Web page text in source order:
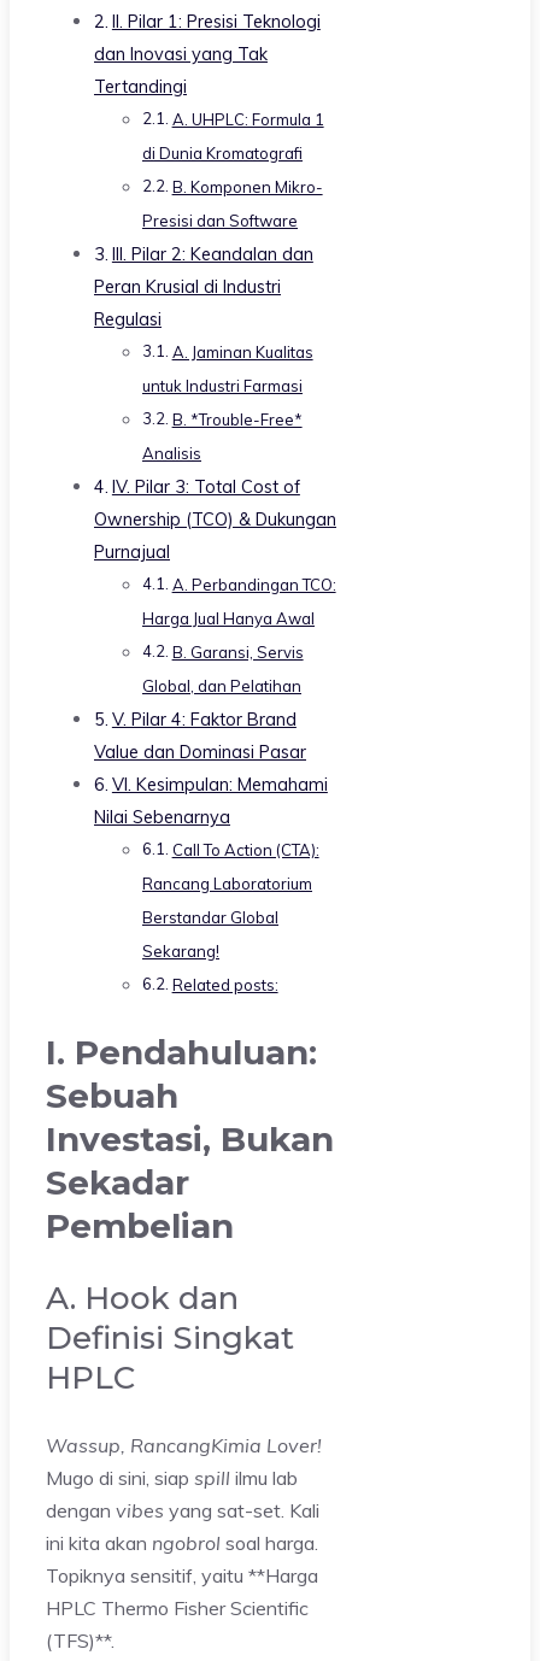
II. Pilar 1: Presisi Teknologi
dan Inovasi yang Tak
Tertandingi
A. UHPLC: Formula 1
di Dunia Kromatografi
B. Komponen Mikro-
Presisi dan Software
III. Pilar 2: Keandalan dan
Peran Krusial di Industri
Regulasi
A. Jaminan Kualitas
untuk Industri Farmasi
B. *Trouble-Free*
Analisis
IV. Pilar 3: Total Cost of
Ownership (TCO) & Dukungan
Purnajual
A. Perbandingan TCO:
Harga Jual Hanya Awal
B. Garansi, Servis
Global, dan Pelatihan
V. Pilar 4: Faktor Brand
Value dan Dominasi Pasar
VI. Kesimpulan: Memahami
Nilai Sebenarnya
Call To Action (CTA):
Rancang Laboratorium
Berstandar Global
Sekarang!
Related posts:
I. Pendahuluan:
Sebuah
Investasi, Bukan
Sekadar
Pembelian
A. Hook dan
Definisi Singkat
HPLC
Wassup, RancangKimia Lover!
Mugo di sini, siap spill ilmu lab
dengan vibes yang sat-set. Kali
ini kita akan ngobrol soal harga.
Topiknya sensitif, yaitu **Harga
HPLC Thermo Fisher Scientific
(TFS)**.